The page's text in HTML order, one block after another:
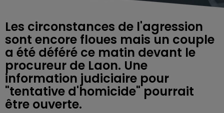
Les circonstances de l'agression
sont encore floues mais un couple
a été déféré ce matin devant le
procureur de Laon. Une
information judiciaire pour
"tentative d'homicide" pourrait
être ouverte.